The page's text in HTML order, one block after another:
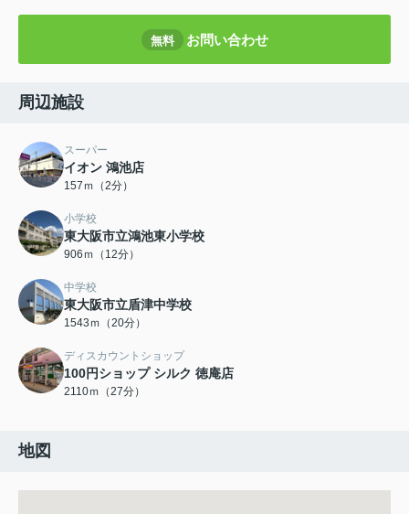
無料 お問い合わせ
周辺施設
スーパー
イオン 鴻池店
157ｍ（2分）
小学校
東大阪市立鴻池東小学校
906ｍ（12分）
中学校
東大阪市立盾津中学校
1543ｍ（20分）
ディスカウントショップ
100円ショップ シルク 徳庵店
2110ｍ（27分）
地図